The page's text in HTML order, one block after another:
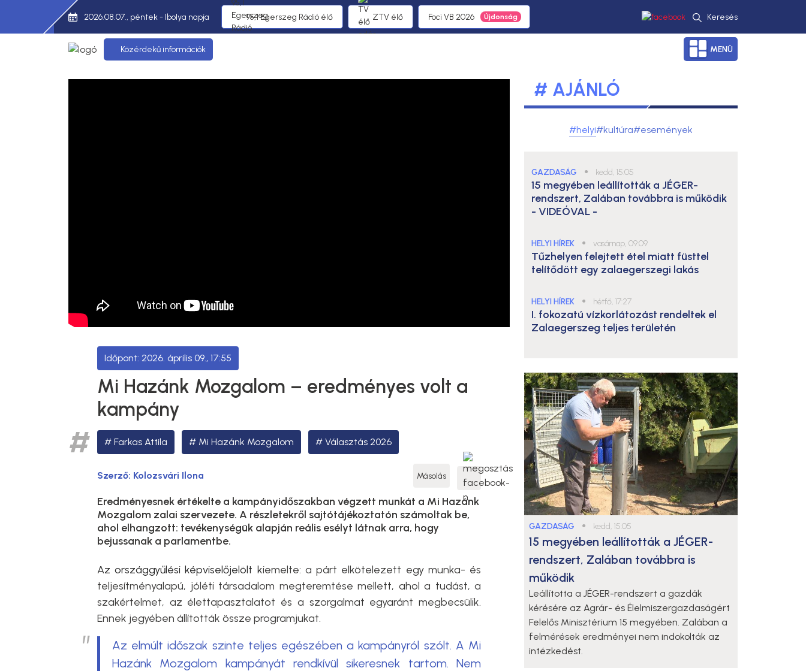
2026.08.07., péntek - Ibolya napja 95,1 Egerszeg Rádió élő ZTV élő Foci VB 2026 Keresés
Közérdekű információk MENÜ
2026. április 09., 17:55
Mi Hazánk Mozgalom – eredményes volt a
kampány
Farkas Attila Mi Hazánk Mozgalom Választás 2026
Szerző: Kolozsvári Ilona Másolás
Eredményesnek értékelte a kampányidőszakban végzett munkát a Mi Hazánk
Mozgalom zalai szervezete. A részletekről sajtótájékoztatón számoltak be,
ahol elhangzott: tevékenységük alapján reális esélyt látnak arra, hogy
bejussanak a parlamentbe.
Az országgyűlési képviselőjelölt kiemelte: a párt elkötelezett egy munka- és
teljesítményalapú, jóléti társadalom megteremtése mellett, ahol a tudást, a
szakértelmet, az élettapasztalatot és a szorgalmat egyaránt megbecsülik.
Ennek jegyében állították össze programjukat.
Az elmúlt időszak szinte teljes egészében a kampányról szólt. A Mi
Hazánk Mozgalom kampányát rendkívül sikeresnek tartom. Nem
# AJÁNLÓ
#helyi#kultúra#események
GAZDASÁG ● kedd, 15:05
15 megyében leállították a JÉGER-
rendszert, Zalában továbbra is működik
- VIDEÓVAL -
HELYI HÍREK ● vasárnap, 09:09
Tűzhelyen felejtett étel miatt füsttel
telítődött egy zalaegerszegi lakás
HELYI HÍREK ● hétfő, 17:27
I. fokozatú vízkorlátozást rendeltek el
Zalaegerszeg teljes területén
GAZDASÁG ● kedd, 15:05
15 megyében leállították a JÉGER-
rendszert, Zalában továbbra is
működik
Leállította a JÉGER-rendszert a gazdák
kérésére az Agrár- és Élelmiszergazdaságért
Felelős Minisztérium 15 megyében. Zalában a
felmérések eredményei nem indokolták az
intézkedést.